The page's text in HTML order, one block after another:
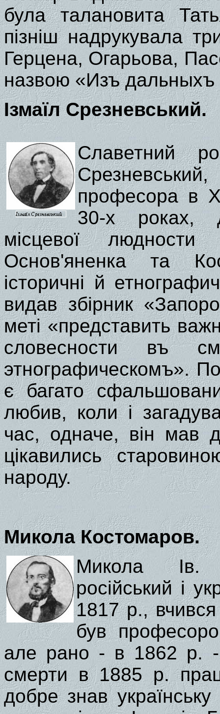
була талановита
пізніш надрукувала
Герцена, Огарьова,
назвою «Изъ дальныхъ
Ізмаїл Срезневський.
Славетний
професора в
30-х роках,
місцевої
Основ'яненка та
історичні й
видав збірник
меті «представить
словесности въ
этнографическомъ».
є багато
любив, коли і
час, одначе, він мав
цікавились
народу.
Микола Костомаров.
Микола Ів.
російський і
1817 р., вчився
був
але рано - в 1862 р. -
смерти в 1885 р.
добре знав